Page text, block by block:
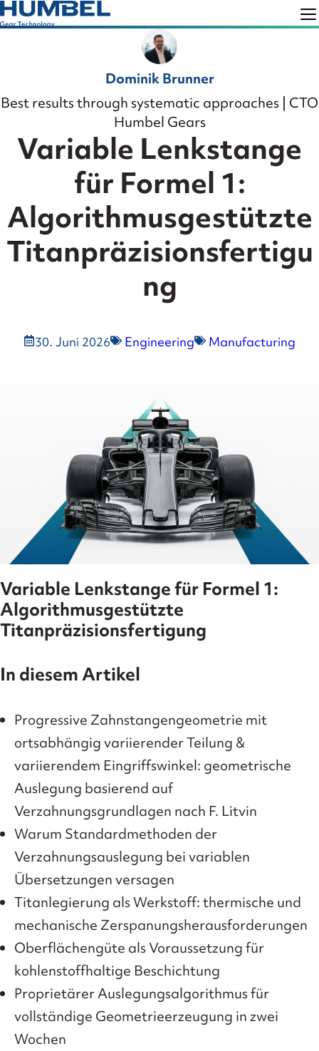
Skip
to
Skip
to
Dominik Brunner
Best results through systematic approaches | CTO
Humbel Gears
Variable Lenkstange
für Formel 1:
Algorithmusgestützte
Titanpräzisionsfertigu
ng
30. Juni 2026 Engineering Manufacturing
Variable Lenkstange für Formel 1:
Algorithmusgestützte
Titanpräzisionsfertigung
In diesem Artikel
Progressive Zahnstangengeometrie mit
ortsabhängig variierender Teilung &
variierendem Eingriffswinkel: geometrische
Auslegung basierend auf
Verzahnungsgrundlagen nach F. Litvin
Warum Standardmethoden der
Verzahnungsauslegung bei variablen
Übersetzungen versagen
Titanlegierung als Werkstoff: thermische und
mechanische Zerspanungsherausforderungen
Oberflächengüte als Voraussetzung für
kohlenstoffhaltige Beschichtung
Proprietärer Auslegungsalgorithmus für
vollständige Geometrieerzeugung in zwei
Wochen